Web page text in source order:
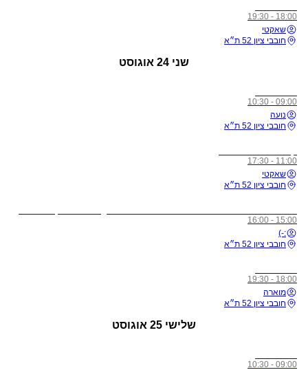
18:00 - 19:30
שאקטי
חובבי ציון 52 ת״א
שני 24 אוגוסט
09:00 - 10:30
נועה
חובבי ציון 52 ת״א
11:00 - 17:30
שאקטי
חובבי ציון 52 ת״א
15:00 - 16:00
:-)
חובבי ציון 52 ת״א
18:00 - 19:30
מוארה
חובבי ציון 52 ת״א
שלישי 25 אוגוסט
09:00 - 10:30